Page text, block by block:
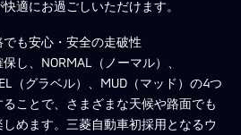
適にお過ごしいただけます。
でも安心・安全の走破性
し、NORMAL（ノーマル）、
（グラベル）、MUD（マッド）の4つ
ことで、さまざまな天候や路面でも
めます。三菱自動車初採用となるウ